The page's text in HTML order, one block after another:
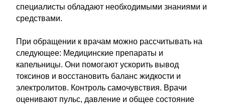
специалисты обладают необходимыми знаниями и
средствами.
При обращении к врачам можно рассчитывать на
следующее: Медицинские препараты и
капельницы. Они помогают ускорить вывод
токсинов и восстановить баланс жидкости и
электролитов. Контроль самочувствия. Врачи
оценивают пульс, давление и общее состояние